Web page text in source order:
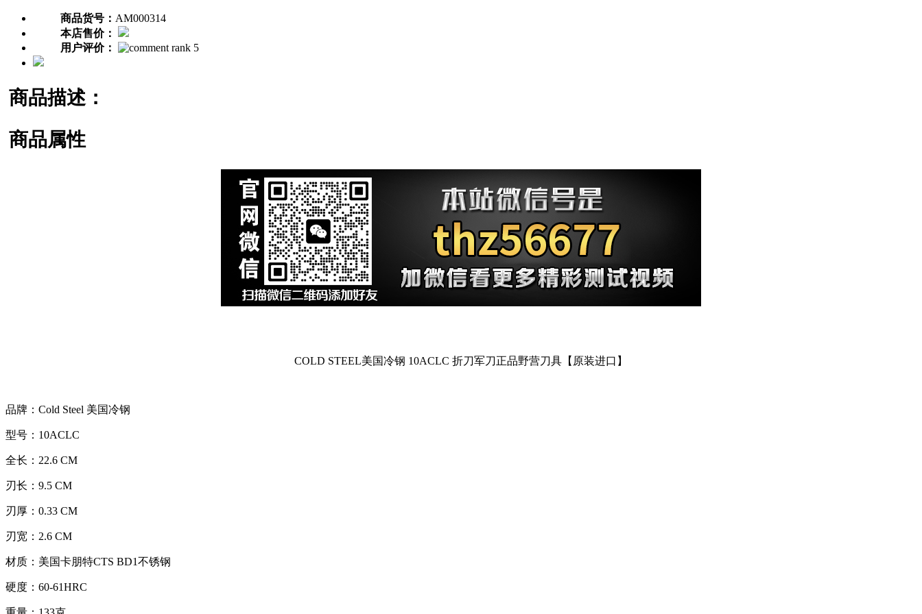
商品货号： AM000314
本店售价：
用户评价：
商品描述：
商品属性
COLD STEEL美国冷钢 10ACLC 折刀军刀正品野营刀具【原装进口】
品牌：Cold Steel 美国冷钢
型号：10ACLC
全长：22.6 CM
刃长：9.5 CM
刃厚：0.33 CM
刃宽：2.6 CM
材质：美国卡朋特CTS BD1不锈钢
硬度：60-61HRC